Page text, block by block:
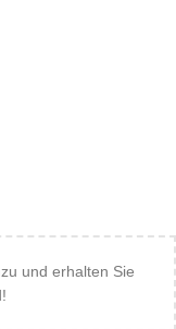
und erhalten Sie